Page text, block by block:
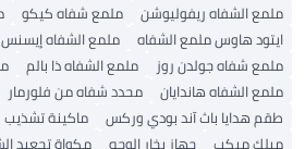
ملمع الشفاه ريفوليوشن
ملمع شفاه كيكو
ايتود هاوس ملمع الشفاه
ملمع الشفاه إيسنس
ملمع شفاه جولدن روز
ملمع الشفاه ذا بالم
ملمع الشفاه هاندايان
محدد شفاه من فلورمار
طقم هدايا باث آند بودي وركس
ماكينة تشذيب
ميلك ميكب
جهاز بخار الوجه مكواة تجعيد